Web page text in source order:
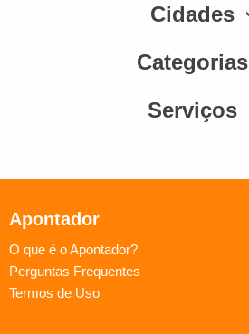
Cidades
Categorias
Serviços
Apontador
O que é o Apontador?
Perguntas Frequentes
Termos de Uso